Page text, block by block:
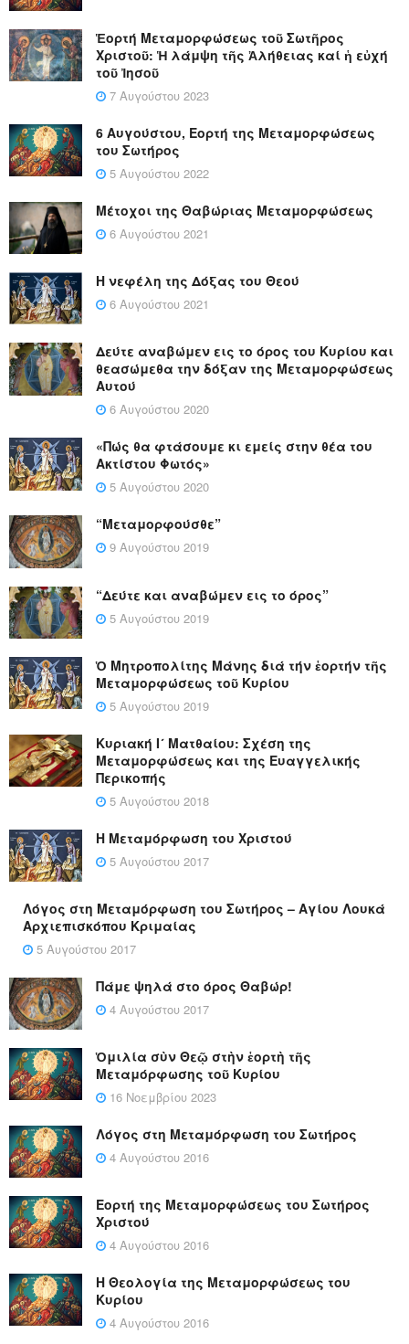
Ἑορτή Μεταμορφώσεως τοῦ Σωτῆρος
Χριστοῦ: Ἡ λάμψη τῆς Ἀλήθειας καί ἡ εὐχή
τοῦ Ἰησοῦ
7 Αυγούστου 2023
6 Αυγούστου, Εορτή της Μεταμορφώσεως
του Σωτήρος
5 Αυγούστου 2022
Μέτοχοι της Θαβώριας Μεταμορφώσεως
6 Αυγούστου 2021
Η νεφέλη της Δόξας του Θεού
6 Αυγούστου 2021
Δεύτε αναβώμεν εις το όρος του Κυρίου και
θεασώμεθα την δόξαν της Μεταμορφώσεως
Αυτού
6 Αυγούστου 2020
«Πώς θα φτάσουμε κι εμείς στην θέα του
Ακτίστου Φωτός»
5 Αυγούστου 2020
“Μεταμορφούσθε”
9 Αυγούστου 2019
“Δεύτε και αναβώμεν εις το όρος”
5 Αυγούστου 2019
Ὁ Μητροπολίτης Μάνης διά τήν ἑορτήν τῆς
Μεταμορφώσεως τοῦ Κυρίου
5 Αυγούστου 2019
Κυριακή Ι´ Ματθαίου: Σχέση της
Μεταμορφώσεως και της Ευαγγελικής
Περικοπής
5 Αυγούστου 2018
Η Μεταμόρφωση του Χριστού
5 Αυγούστου 2017
Λόγος στη Μεταμόρφωση του Σωτήρος – Αγίου Λουκά
Αρχιεπισκόπου Κριμαίας
5 Αυγούστου 2017
Πάμε ψηλά στο όρος Θαβώρ!
4 Αυγούστου 2017
Ὁμιλία σὺν Θεῷ στὴν ἑορτὴ τῆς
Μεταμόρφωσης τοῦ Κυρίου
16 Νοεμβρίου 2023
Λόγος στη Μεταμόρφωση του Σωτήρος
4 Αυγούστου 2016
Εορτή της Μεταμορφώσεως του Σωτήρος
Χριστού
4 Αυγούστου 2016
Η Θεολογία της Μεταμορφώσεως του
Κυρίου
4 Αυγούστου 2016